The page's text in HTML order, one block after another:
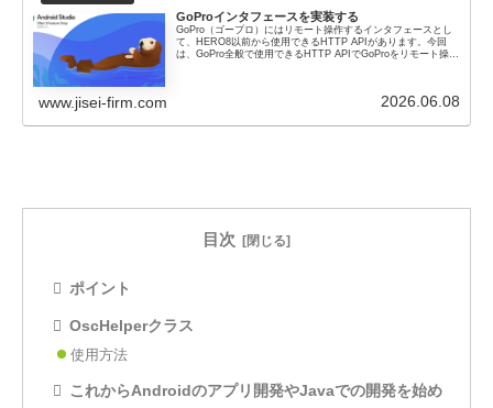
GoProインタフェースを実装する
GoPro（ゴープロ）にはリモート操作するインタフェースとし
て、HERO8以前から使用できるHTTP APIがあります。今回
は、GoPro全般で使用できるHTTP APIでGoProをリモート操作
www.jisei-firm.com 2026.06.08
目次
ポイント
OscHelperクラス
使用方法
これからAndroidのアプリ開発やJavaでの開発を始め